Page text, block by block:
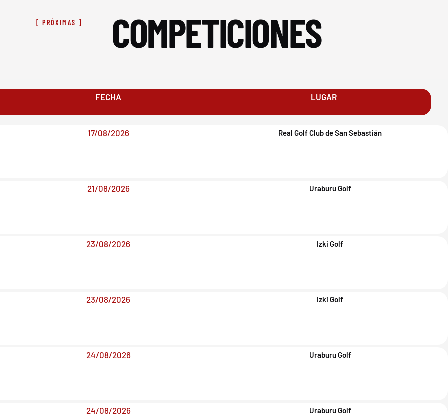
[ PRÓXIMAS ] COMPETICIONES
FECHA LUGAR
17/08/2026 Real Golf Club de San Sebastián
21/08/2026 Uraburu Golf
23/08/2026 Izki Golf
23/08/2026 Izki Golf
24/08/2026 Uraburu Golf
24/08/2026 Uraburu Golf